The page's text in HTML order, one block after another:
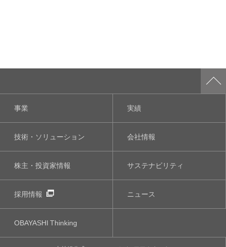
事業 実績
技術・ソリューション 会社情報
株主・投資家情報 サステナビリティ
採用情報 ニュース
OBAYASHIThinking